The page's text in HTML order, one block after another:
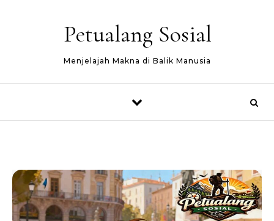
Petualang Sosial
Menjelajah Makna di Balik Manusia